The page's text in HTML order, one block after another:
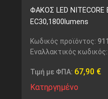
ΦΑΚΟΣ LED NITECORE
EC30,1800lumens
Κωδικός προϊόντος:
Εναλλακτικός κωδικός:
Τιμή με ΦΠΑ: 67,90 €
Κατηργημένο